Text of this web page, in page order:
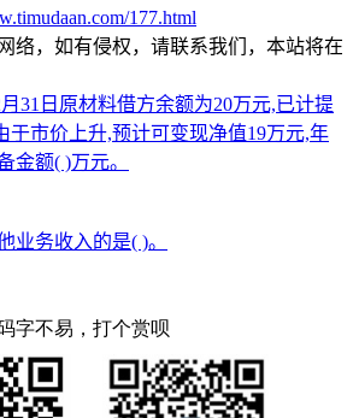
177.html
络，如有侵权，请联系我们，本站将在
月31日原材料借方余额为20万元,已计提
于市价上升,预计可变现净值19万元,年
金额( )万元。
业务收入的是( )。